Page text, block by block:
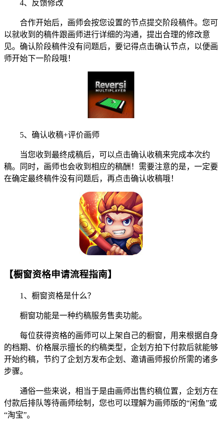
4、反馈修改
合作开始后，画师会按您设置的节点提交阶段稿件。您可
以就收到的稿件跟画师进行详细的沟通，提出合理的修改意
见。确认阶段稿件没有问题后，要记得点击确认节点，以便画
师开始下一阶段哦！
5、确认收稿+评价画师
当您收到最终成稿后，可以点击确认收稿来完成本次约
稿。同时，画师也会收到相应的稿酬！需要注意的是，一定要
在确定最终稿件没有问题后，再点击确认收稿哦！
【橱窗资格申请流程指南】
1、橱窗资格是什么？
橱窗功能是一种约稿服务售卖功能。
每位获得资格的画师可以上架自己的橱窗，用来根据自身
的档期、价格展示擅长的约稿类型，企划方拍下付款后就能够
开始约稿，节约了企划方发布企划、邀请画师报价所需的诸多
步骤。
通俗一些来说，相当于是由画师出售约稿位置，企划方在
付款后排队等待画师绘制，您也可以理解为画师版的“闲鱼”或
“淘宝”。